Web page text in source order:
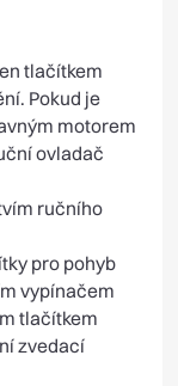
tlačítkem
Pokud je
motorem
ovladač
ručního
pro pohyb
vypínačem
tlačítkem
zvedací